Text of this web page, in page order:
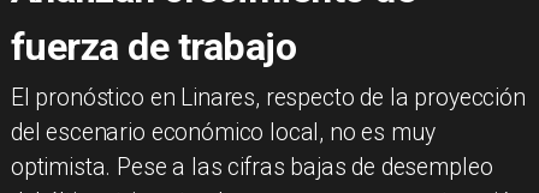
fuerza de trabajo
El pronóstico en Linares, respecto de la proyección
del escenario económico local, no es muy
optimista. Pese a las cifras bajas de desempleo